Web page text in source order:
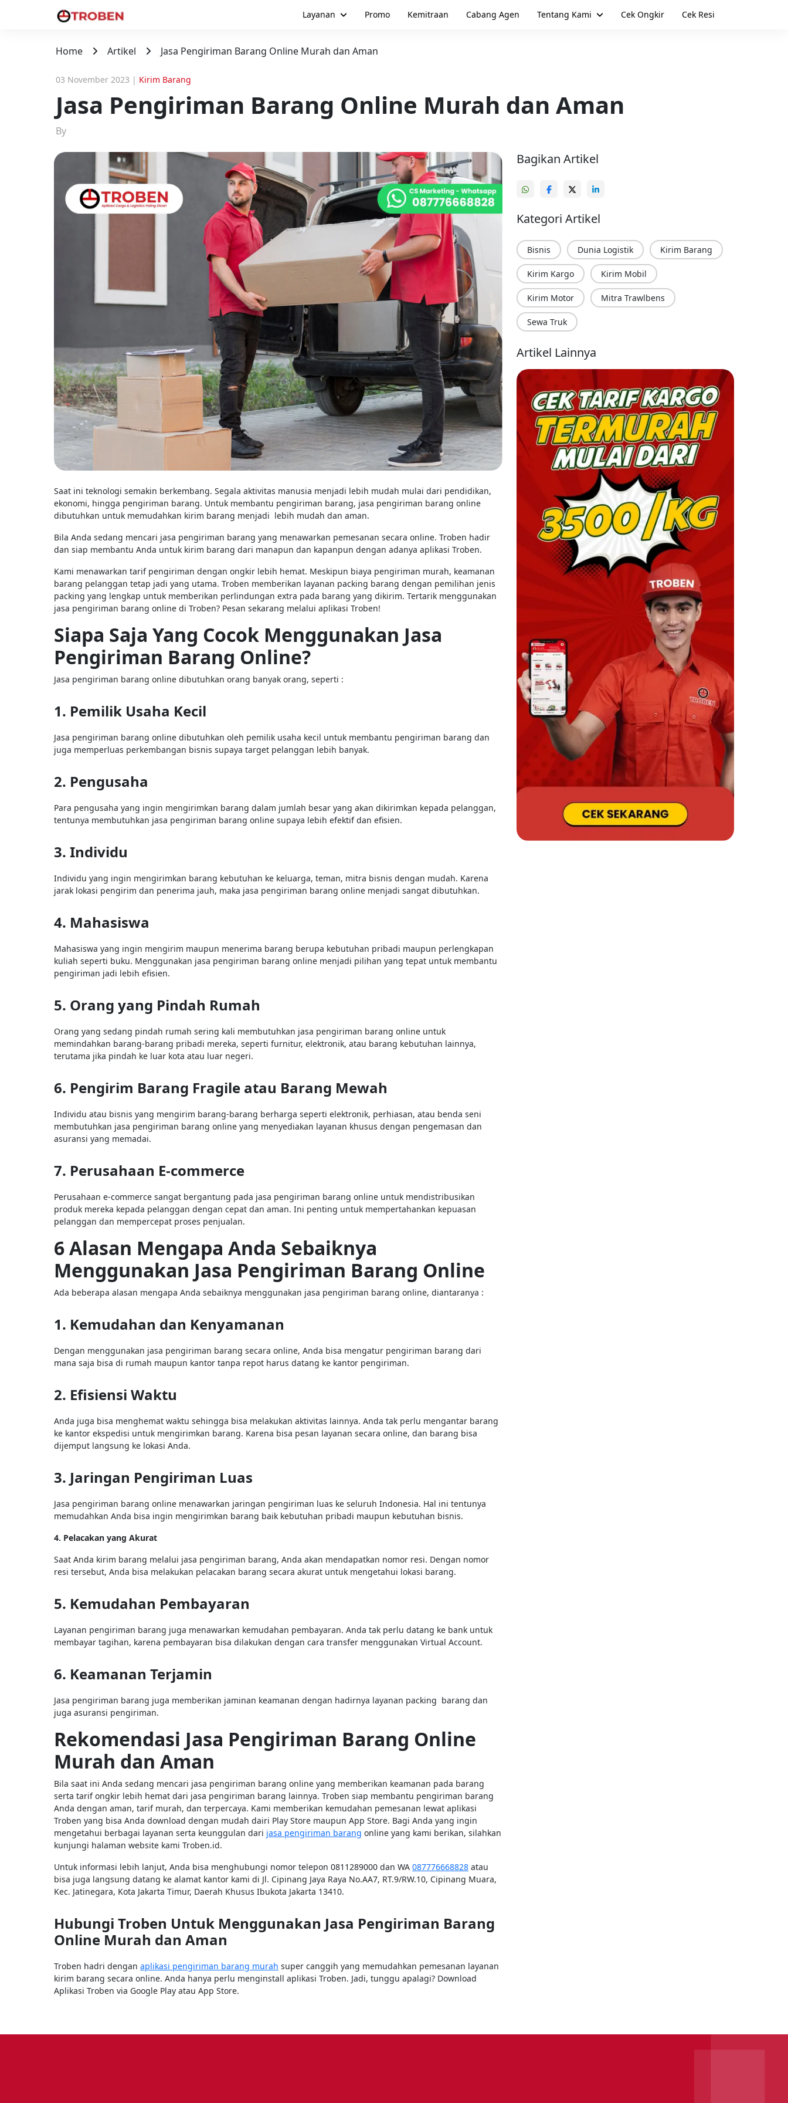
Layanan Promo Kemitraan Cabang Agen Tentang Kami Cek Ongkir Cek Resi
Home Artikel Jasa Pengiriman Barang Online Murah dan Aman
03 November 2023 | Kirim Barang
Jasa Pengiriman Barang Online Murah dan Aman
By
Saat ini teknologi semakin berkembang. Segala aktivitas manusia menjadi lebih mudah mulai dari pendidikan,
ekonomi, hingga pengiriman barang. Untuk membantu pengiriman barang, jasa pengiriman barang online
dibutuhkan untuk memudahkan kirim barang menjadi lebih mudah dan aman.
Bila Anda sedang mencari jasa pengiriman barang yang menawarkan pemesanan secara online. Troben hadir
dan siap membantu Anda untuk kirim barang dari manapun dan kapanpun dengan adanya aplikasi Troben.
Kami menawarkan tarif pengiriman dengan ongkir lebih hemat. Meskipun biaya pengiriman murah, keamanan
barang pelanggan tetap jadi yang utama. Troben memberikan layanan packing barang dengan pemilihan jenis
packing yang lengkap untuk memberikan perlindungan extra pada barang yang dikirim. Tertarik menggunakan
jasa pengiriman barang online di Troben? Pesan sekarang melalui aplikasi Troben!
Siapa Saja Yang Cocok Menggunakan Jasa
Pengiriman Barang Online?
Jasa pengiriman barang online dibutuhkan orang banyak orang, seperti :
1. Pemilik Usaha Kecil
Jasa pengiriman barang online dibutuhkan oleh pemilik usaha kecil untuk membantu pengiriman barang dan
juga memperluas perkembangan bisnis supaya target pelanggan lebih banyak.
2. Pengusaha
Para pengusaha yang ingin mengirimkan barang dalam jumlah besar yang akan dikirimkan kepada pelanggan,
tentunya membutuhkan jasa pengiriman barang online supaya lebih efektif dan efisien.
3. Individu
Individu yang ingin mengirimkan barang kebutuhan ke keluarga, teman, mitra bisnis dengan mudah. Karena
jarak lokasi pengirim dan penerima jauh, maka jasa pengiriman barang online menjadi sangat dibutuhkan.
4. Mahasiswa
Mahasiswa yang ingin mengirim maupun menerima barang berupa kebutuhan pribadi maupun perlengkapan
kuliah seperti buku. Menggunakan jasa pengiriman barang online menjadi pilihan yang tepat untuk membantu
pengiriman jadi lebih efisien.
5. Orang yang Pindah Rumah
Orang yang sedang pindah rumah sering kali membutuhkan jasa pengiriman barang online untuk
memindahkan barang-barang pribadi mereka, seperti furnitur, elektronik, atau barang kebutuhan lainnya,
terutama jika pindah ke luar kota atau luar negeri.
6. Pengirim Barang Fragile atau Barang Mewah
Individu atau bisnis yang mengirim barang-barang berharga seperti elektronik, perhiasan, atau benda seni
membutuhkan jasa pengiriman barang online yang menyediakan layanan khusus dengan pengemasan dan
asuransi yang memadai.
7. Perusahaan E-commerce
Perusahaan e-commerce sangat bergantung pada jasa pengiriman barang online untuk mendistribusikan
produk mereka kepada pelanggan dengan cepat dan aman. Ini penting untuk mempertahankan kepuasan
pelanggan dan mempercepat proses penjualan.
6 Alasan Mengapa Anda Sebaiknya
Menggunakan Jasa Pengiriman Barang Online
Ada beberapa alasan mengapa Anda sebaiknya menggunakan jasa pengiriman barang online, diantaranya :
1. Kemudahan dan Kenyamanan
Dengan menggunakan jasa pengiriman barang secara online, Anda bisa mengatur pengiriman barang dari
mana saja bisa di rumah maupun kantor tanpa repot harus datang ke kantor pengiriman.
2. Efisiensi Waktu
Anda juga bisa menghemat waktu sehingga bisa melakukan aktivitas lainnya. Anda tak perlu mengantar barang
ke kantor ekspedisi untuk mengirimkan barang. Karena bisa pesan layanan secara online, dan barang bisa
dijemput langsung ke lokasi Anda.
3. Jaringan Pengiriman Luas
Jasa pengiriman barang online menawarkan jaringan pengiriman luas ke seluruh Indonesia. Hal ini tentunya
memudahkan Anda bisa ingin mengirimkan barang baik kebutuhan pribadi maupun kebutuhan bisnis.
4. Pelacakan yang Akurat
Saat Anda kirim barang melalui jasa pengiriman barang, Anda akan mendapatkan nomor resi. Dengan nomor
resi tersebut, Anda bisa melakukan pelacakan barang secara akurat untuk mengetahui lokasi barang.
5. Kemudahan Pembayaran
Layanan pengiriman barang juga menawarkan kemudahan pembayaran. Anda tak perlu datang ke bank untuk
membayar tagihan, karena pembayaran bisa dilakukan dengan cara transfer menggunakan Virtual Account.
6. Keamanan Terjamin
Jasa pengiriman barang juga memberikan jaminan keamanan dengan hadirnya layanan packing barang dan
juga asuransi pengiriman.
Rekomendasi Jasa Pengiriman Barang Online
Murah dan Aman
Bila saat ini Anda sedang mencari jasa pengiriman barang online yang memberikan keamanan pada barang
serta tarif ongkir lebih hemat dari jasa pengiriman barang lainnya. Troben siap membantu pengiriman barang
Anda dengan aman, tarif murah, dan terpercaya. Kami memberikan kemudahan pemesanan lewat aplikasi
Troben yang bisa Anda download dengan mudah dairi Play Store maupun App Store. Bagi Anda yang ingin
mengetahui berbagai layanan serta keunggulan dari jasa pengiriman barang online yang kami berikan, silahkan
kunjungi halaman website kami Troben.id.
Untuk informasi lebih lanjut, Anda bisa menghubungi nomor telepon 0811289000 dan WA 087776668828 atau
bisa juga langsung datang ke alamat kantor kami di Jl. Cipinang Jaya Raya No.AA7, RT.9/RW.10, Cipinang Muara,
Kec. Jatinegara, Kota Jakarta Timur, Daerah Khusus Ibukota Jakarta 13410.
Hubungi Troben Untuk Menggunakan Jasa Pengiriman Barang
Online Murah dan Aman
Troben hadri dengan aplikasi pengiriman barang murah super canggih yang memudahkan pemesanan layanan
kirim barang secara online. Anda hanya perlu menginstall aplikasi Troben. Jadi, tunggu apalagi? Download
Aplikasi Troben via Google Play atau App Store.
Bagikan Artikel
Kategori Artikel
Bisnis Dunia Logistik Kirim Barang
Kirim Kargo Kirim Mobil
Kirim Motor Mitra Trawlbens
Sewa Truk
Artikel Lainnya